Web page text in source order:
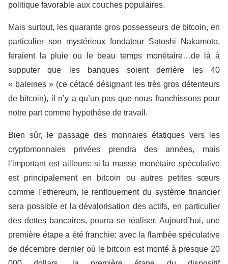
politique favorable aux couches populaires.
Mais surtout, les quarante gros possesseurs de bitcoin, en
particulier son mystérieux fondateur Satoshi Nakamoto,
feraient la pluie ou le beau temps monétaire…de là à
supputer que les banques soient derrière les 40
« baleines » (ce cétacé désignant les très gros détenteurs
de bitcoin), il n’y a qu’un pas que nous franchissons pour
notre part comme hypothèse de travail.
Bien sûr, le passage des monnaies étatiques vers les
cryptomonnaies privées prendra des années, mais
l’important est ailleurs: si la masse monétaire spéculative
est principalement en bitcoin ou autres petites sœurs
comme l’ethereum, le renflouement du système financier
sera possible et la dévalorisation des actifs, en particulier
des dettes bancaires, pourra se réaliser. Aujourd’hui, une
première étape a été franchie: avec la flambée spéculative
de décembre dernier où le bitcoin est monté à presque 20